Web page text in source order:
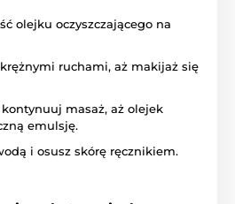
olejku oczyszczającego na
ruchami, aż makijaż się
masaż, aż olejek
emulsję.
i osusz skórę ręcznikiem.